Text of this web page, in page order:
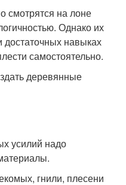
смотрятся на лоне
Однако их
достаточных навыках
самостоятельно.
деревянные
усилий надо
гнили, плесени